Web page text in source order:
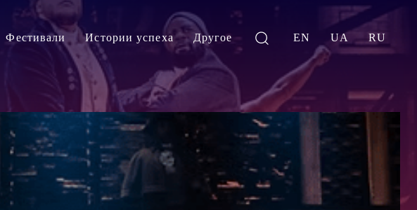
Фестивали Истории успеха Другое EN UA RU